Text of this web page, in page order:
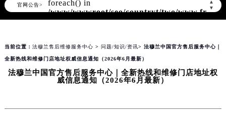
官网公告>
▲
▼
foreach() in
/www/wwwroot/seo/countryt/two/
content/themes/FranckMuller/header.php
当前位置： 法穆兰售后维修服务中心 > 问题/知识/资讯> 法穆兰中国官方售后服务中心｜
全新热线和维修门店地址权威信息通知（2026年6月最新）
法穆兰中国官方售后服务中心｜全新热线和维修门店地址权
威信息通知（2026年6月最新）